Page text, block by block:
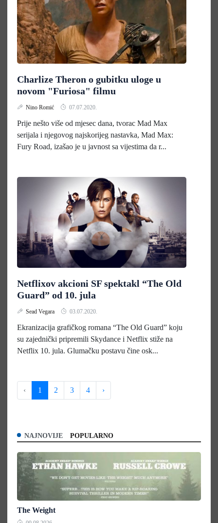
Charlize Theron o gubitku uloge u
novom "Furiosa" filmu
Nino Romić 07.07.2020.
Prije nešto više od mjesec dana, tvorac Mad Max
serijala i njegovog najskorijeg nastavka, Mad Max:
Fury Road, izašao je u javnost sa vijestima da r...
Netflixov akcioni SF spektakl “The Old
Guard” od 10. jula
Sead Vegara 03.07.2020.
Ekranizacija grafičkog romana “The Old Guard” koju
su zajednički pripremili Skydance i Netflix stiže na
Netflix 10. jula. Glumačku postavu čine osk...
‹ 1 2 3 4 ›
NAJNOVIJE POPULARNO
The Weight